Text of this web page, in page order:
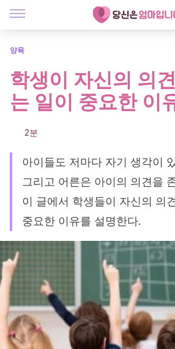
양육
학생이 자신의 의
는 일이 중요한 이
2분
아이들도 저마다 자기 생각이
그리고 어른은 아이의 의견을
이 글에서 학생들이 자신의 의
중요한 이유를 설명한다.